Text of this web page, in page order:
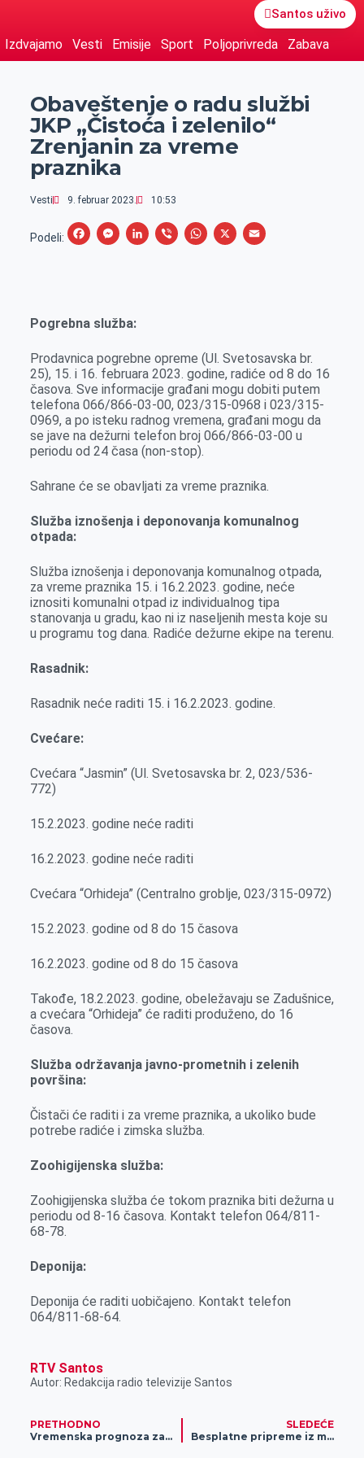
Santos uživo
Izdvajamo Vesti Emisije Sport Poljoprivreda Zabava
Obaveštenje o radu službi
JKP „Čistoća i zelenilo“
Zrenjanin za vreme
praznika
Vesti 9. februar 2023. 10:53
Podeli:
F
b
o
k
M
e
g
e
r
L
I
n
V
W
p
p
X
E
Pogrebna služba:
Prodavnica pogrebne opreme (Ul. Svetosavska br.
25), 15. i 16. februara 2023. godine, radiće od 8 do 16
časova. Sve informacije građani mogu dobiti putem
telefona 066/866-03-00, 023/315-0968 i 023/315-
0969, a po isteku radnog vremena, građani mogu da
se jave na dežurni telefon broj 066/866-03-00 u
periodu od 24 časa (non-stop).
Sahrane će se obavljati za vreme praznika.
Služba iznošenjai deponovanjakomunalnog
otpada:
Služba iznošenja i deponovanja komunalnog otpada,
za vreme praznika 15. i 16.2.2023. godine, neće
iznositi komunalni otpad iz individualnog tipa
stanovanja u gradu, kao ni iz naseljenih mesta koje su
u programu tog dana. Radiće dežurne ekipe na terenu.
Rasadnik:
Rasadnik neće raditi 15. i 16.2.2023. godine.
Cvećare:
Cvećara “Jasmin” (Ul. Svetosavska br. 2, 023/536-
772)
15.2.2023. godine neće raditi
16.2.2023. godine neće raditi
Cvećara “Orhideja” (Centralno groblje, 023/315-0972)
15.2.2023. godine od 8 do 15 časova
16.2.2023. godinе od 8 do 15 časova
Takođe, 18.2.2023. godine, obeležavaju se Zadušnice,
a cvećara “Orhideja” će raditi produženo, do 16
časova.
Služba održavanja javno-prometnih i zelenih
površina:
Čistači će raditi i za vreme praznika, a ukoliko bude
potrebe radiće i zimska služba.
Zoohigijenska služba:
Zoohigijenska služba će tokom praznika biti dežurna u
periodu od 8-16 časova. Kontakt telefon 064/811-
68-78.
Deponija:
Deponija će raditi uobičajeno. Kontakt telefon
064/811-68-64.
RTV Santos
Autor: Redakcija radio televizije Santos
PRETHODNO
Vremenska prognoza za 9. februar
SLEDEĆE
Besplatne pripreme iz matematike za IT smer